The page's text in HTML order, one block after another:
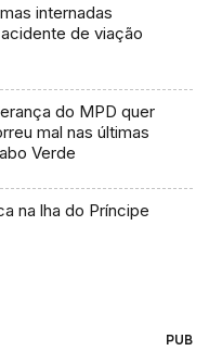
internadas
de viação
do MPD quer
mal nas últimas
Verde
na lha do Príncipe
PUB